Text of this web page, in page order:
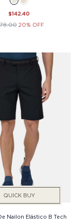
$142.40
20% OFF
QUICK BUY
Nailon Elástico B Tech